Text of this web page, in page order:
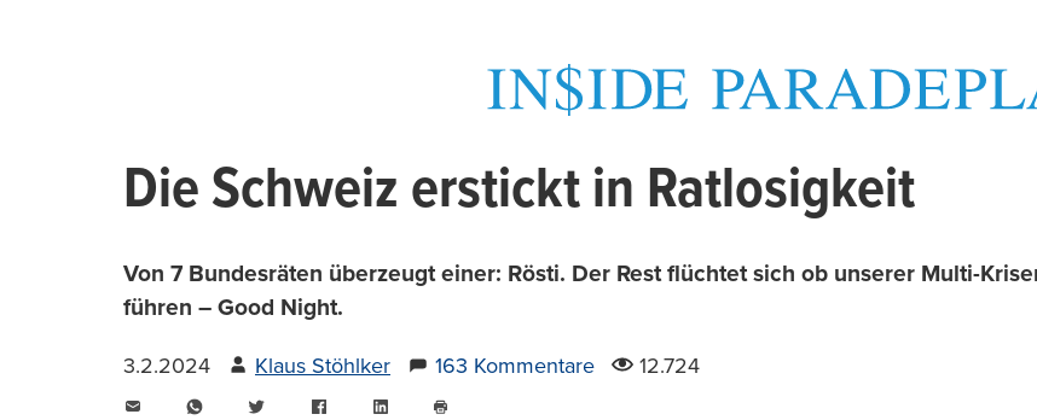
Die Schweiz erstickt in Ratlosigkeit
Von 7 Bundesräten überzeugt einer: Rösti. Der Rest flüchtet sich ob unserer Multi-
führen – Good Night.
3.2.2024 Klaus Stöhlker 163 Kommentare 12.724
WhatsAppTwitter FacebookLinkedIn